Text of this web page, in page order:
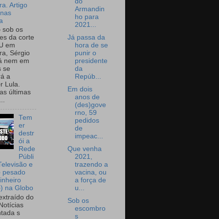
Artigo
sob os
da corte
em
Sérgio
nem em
se
a
Lula.
últimas
Tem
er
destr
ói a
Rede
Públi
e
pesado
na Globo
do
s
Armandin
ho para
2021...
Já passa da
hora de se
punir o
presidente
da
Repúb...
Em dois
anos de
(des)gove
rno, 59
pedidos
de
impeac...
Que venha
2021,
trazendo a
vacina, ou
a força de
u...
Sob os
escombro
s